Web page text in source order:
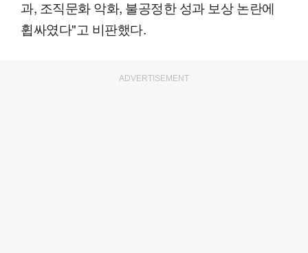
과, 조직문화 악화, 불공정한 성과 보상 논란에
휩싸였다"고 비판했다.
ADVERTISEMENT